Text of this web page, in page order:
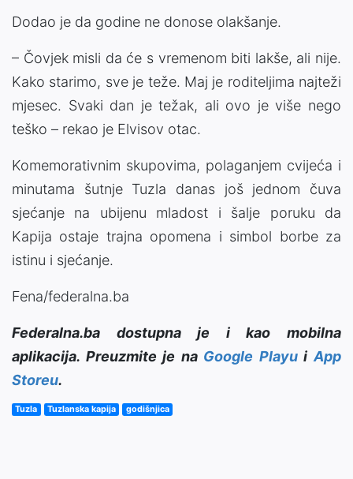
Dodao je da godine ne donose olakšanje.
– Čovjek misli da će s vremenom biti lakše, ali nije.
Kako starimo, sve je teže. Maj je roditeljima najteži
mjesec. Svaki dan je težak, ali ovo je više nego
teško – rekao je Elvisov otac.
Komemorativnim skupovima, polaganjem cvijeća i
minutama šutnje Tuzla danas još jednom čuva
sjećanje na ubijenu mladost i šalje poruku da
Kapija ostaje trajna opomena i simbol borbe za
istinu i sjećanje.
Fena/federalna.ba
Federalna.ba dostupna je i kao mobilna
aplikacija. Preuzmite je na Google PlayuiApp
Storeu.
Tuzla Tuzlanska kapija godišnjica